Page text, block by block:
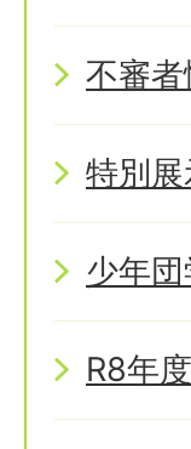
不審者
特別
少年
R8年